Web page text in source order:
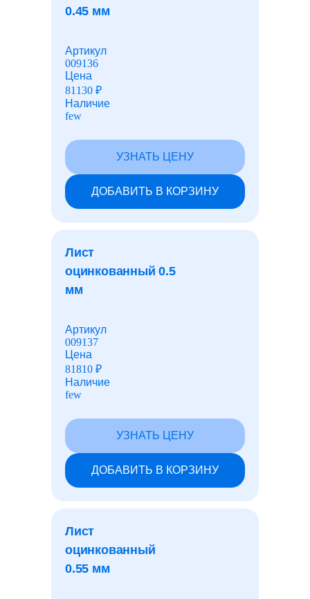
Газонные ограждения
Швеллеры
Гасители вибрации
Люки и дождеприемники
Чугун
Резинотехнические изделия
Алюминиевый прокат
Дюралевый прокат
Медный прокат
0.45 мм
Артикул
009136
Цена
81130 ₽
Наличие
few
УЗНАТЬ ЦЕНУ
ДОБАВИТЬ В КОРЗИНУ
Лист
оцинкованный 0.5
мм
Артикул
009137
Цена
81810 ₽
Наличие
few
УЗНАТЬ ЦЕНУ
ДОБАВИТЬ В КОРЗИНУ
Лист
оцинкованный
0.55 мм